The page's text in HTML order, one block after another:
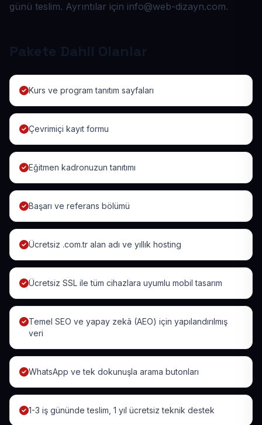
günü teslim. Ayrıntılar için info@web-dizayn.com.
Pakete Dahil Olanlar
Kurs ve program tanıtım sayfaları
Çevrimiçi kayıt formu
Eğitmen kadronuzun tanıtımı
Başarı ve referans bölümü
Ücretsiz .com.tr alan adı ve yıllık hosting
Ücretsiz SSL ile tüm cihazlara uyumlu mobil tasarım
Temel SEO ve yapay zekâ (AEO) için yapılandırılmış
veri
WhatsApp ve tek dokunuşla arama butonları
1-3 iş gününde teslim, 1 yıl ücretsiz teknik destek